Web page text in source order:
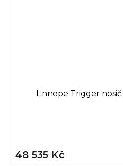
Linnepe Trigger
48 535 Kč